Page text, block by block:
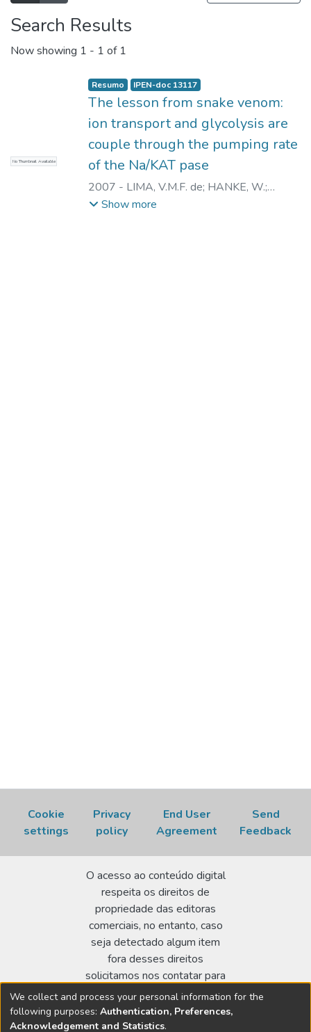
Search Results
Now showing 1 - 1 of 1
No Thumbnail Available
Resumo IPEN-doc 13117
The lesson from snake venom:
ion transport and glycolysis are
couple through the pumping rate
of the Na/KAT pase
2007 - LIMA, V.M.F. de; HANKE, W.;
CAMILLO, M.A.
Show more
Cookie
settings
Privacy
policy
End User
Agreement
Send
Feedback
O acesso ao conteúdo digital
respeita os direitos de
propriedade das editoras
comerciais, no entanto, caso
seja detectado algum item
fora desses direitos
solicitamos nos contatar para
realizar a regularização.
Biblioteca Terezine Arantes Ferraz
We collect and process your personal information for the
following purposes: Authentication, Preferences,
Acknowledgement and Statistics.